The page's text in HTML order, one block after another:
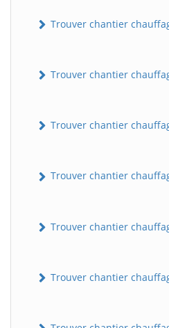
Trouver chantier
Trouver chantier
Trouver chantier
Trouver chantier
Trouver chantier
Trouver chantier